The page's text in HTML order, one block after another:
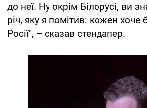
до неї. Ну окрім Білорусі, ви
річ, яку я помітив: кожен хоче
Росії", – сказав стендапер.